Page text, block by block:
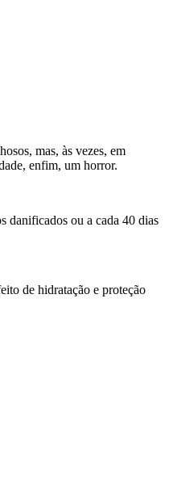
mas, às vezes, em
enfim, um horror.
danificados ou a cada 40 dias
de hidratação e proteção